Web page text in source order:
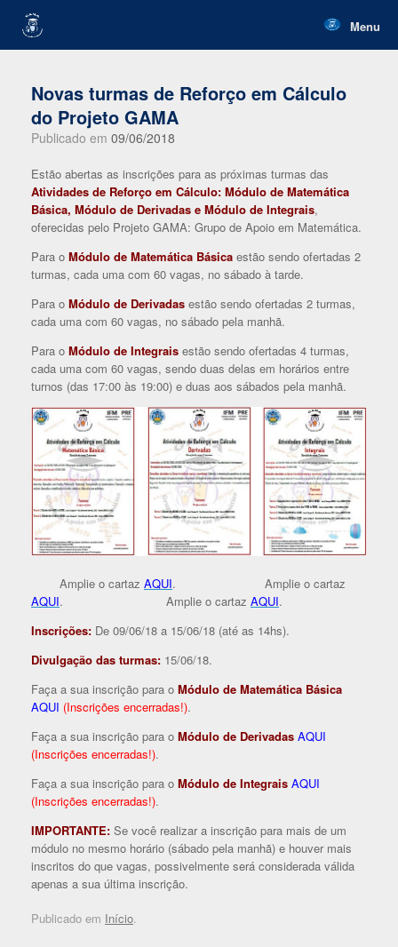
content
Menu
Novas turmas de Reforço em Cálculo
do Projeto GAMA
Publicado em 09/06/2018
Estão abertas as inscrições para as próximas turmas das
Atividades de Reforço em Cálculo: Módulo de Matemática
Básica, Módulo de Derivadas e Módulo de Integrais,
oferecidas pelo Projeto GAMA: Grupo de Apoio em Matemática.
Para o Módulo de Matemática Básica estão sendo ofertadas 2
turmas, cada uma com 60 vagas, no sábado à tarde.
Para o Módulo de Derivadas estão sendo ofertadas 2 turmas,
cada uma com 60 vagas, no sábado pela manhã.
Para o Módulo de Integrais estão sendo ofertadas 4 turmas,
cada uma com 60 vagas, sendo duas delas em horários entre
turnos (das 17:00 às 19:00) e duas aos sábados pela manhã.
Amplie o cartaz AQUI. Amplie o cartaz
AQUI. Amplie o cartaz AQUI.
Inscrições: De 09/06/18 a 15/06/18 (até as 14hs).
Divulgação das turmas: 15/06/18.
Faça a sua inscrição para o Módulo de Matemática Básica
AQUI (Inscrições encerradas!).
Faça a sua inscrição para o Módulo de Derivadas AQUI
(Inscrições encerradas!).
Faça a sua inscrição para o Módulo de Integrais AQUI
(Inscrições encerradas!).
IMPORTANTE: Se você realizar a inscrição para mais de um
módulo no mesmo horário (sábado pela manhã) e houver mais
inscritos do que vagas, possivelmente será considerada válida
apenas a sua última inscrição.
Publicado em Início.